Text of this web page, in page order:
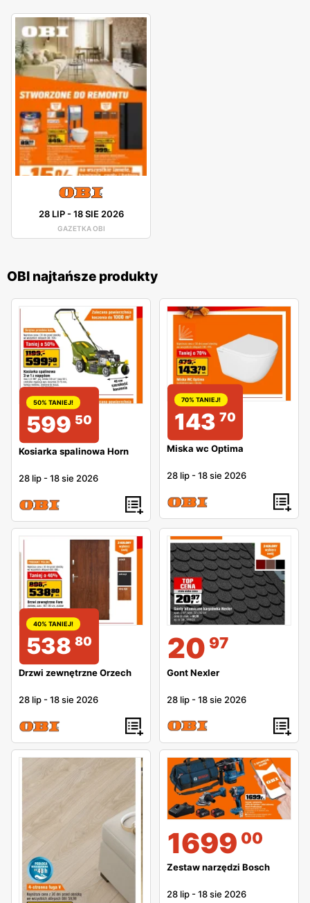
28 LIP-18 SIE 2026
GAZETKA OBI
OBI najtańsze produkty
50% TANIEJ!
599 50
Kosiarka spalinowa Horn
28 lip -18 sie 2026
70% TANIEJ!
143 70
Miska wc Optima
28 lip -18 sie 2026
40% TANIEJ!
538 80
Drzwi zewnętrzne Orzech
28 lip -18 sie 2026
20 97
Gont Nexler
28 lip -18 sie 2026
1699 00
Zestaw narzędzi Bosch
28 lip -18 sie 2026